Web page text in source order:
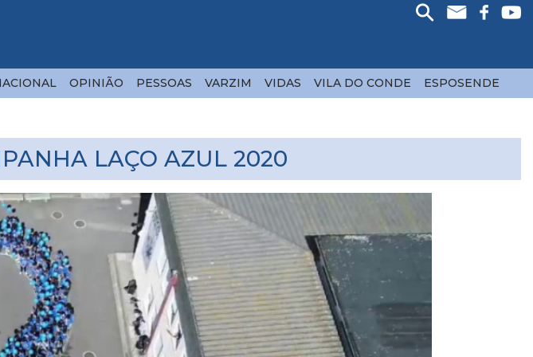
OPINIÃO PESSOAS VARZIM VIDAS VILA DO CONDE ESPOSENDE
LAÇO AZUL 2020